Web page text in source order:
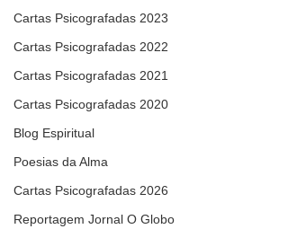
Cartas Psicografadas 2023
Cartas Psicografadas 2022
Cartas Psicografadas 2021
Cartas Psicografadas 2020
Blog Espiritual
Poesias da Alma
Cartas Psicografadas 2026
Reportagem Jornal O Globo